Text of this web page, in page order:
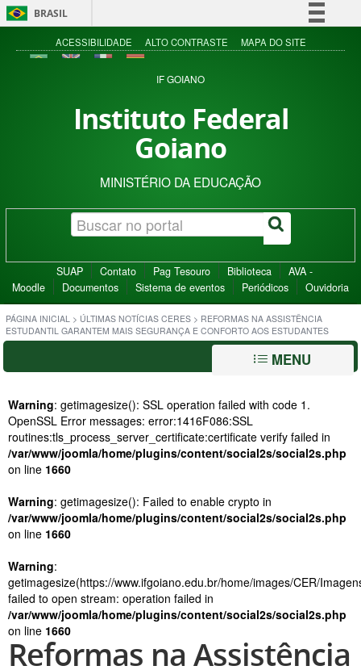
BRASIL
Simplifique!
Acesso à informação
ACESSIBILIDADE ALTO CONTRASTE MAPA DO SITE
IF GOIANO
Instituto Federal
Goiano
MINISTÉRIO DA EDUCAÇÃO
SUAP Contato Pag Tesouro Biblioteca
AVA -
Moodle
Documentos Sistema de eventos Periódicos Ouvidoria
PÁGINA INICIAL > ÚLTIMAS NOTÍCIAS CERES > REFORMAS NA ASSISTÊNCIA
ESTUDANTIL GARANTEM MAIS SEGURANÇA E CONFORTO AOS ESTUDANTES
MENU
Warning: getimagesize(): SSL operation failed with code 1.
OpenSSL Error messages: error:1416F086:SSL
routines:tls_process_server_certificate:certificate verify failed in
/var/www/joomla/home/plugins/content/social2s/social2s.php
on line 1660
Warning: getimagesize(): Failed to enable crypto in
/var/www/joomla/home/plugins/content/social2s/social2s.php
on line 1660
Warning:
getimagesize(https://www.ifgoiano.edu.br/home/images/CER/
failed to open stream: operation failed in
/var/www/joomla/home/plugins/content/social2s/social2s.php
on line 1660
Reformas na Assistência